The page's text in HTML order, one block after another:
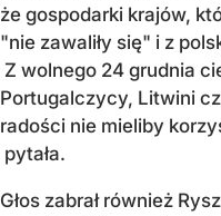
że gospodarki krajów,
"nie zawaliły się" i z
Z wolnego 24 grudnia
Portugalczycy, Litwini
radości nie mieliby
pytała.
Głos zabrał również